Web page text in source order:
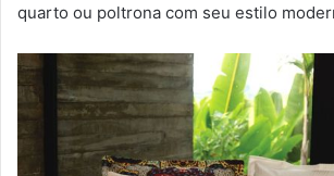
quarto ou poltrona com seu estilo